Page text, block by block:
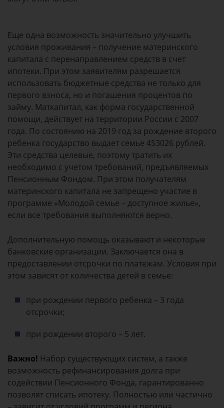
Еще одна возможность значительно улучшить
условия проживания – получение материнского
капитала с перенаправлением средств в счет
ипотеки. При этом заявителям разрешается
использовать бюджетные средства не только для
первого взноса, но и погашения процентов по
займу. Маткапитал, как форма государственной
помощи, действует на территории России с 2007
года. По состоянию на 2019 год за рождение второго
ребенка государство выдает семье 453026 рублей.
Эти средства целевые, поэтому тратить их
необходимо с учетом требований, предъявляемых
Пенсионным Фондом. При этом получателям
материнского капитала не запрещено участие в
программе «Молодой семье – доступное жилье»,
если все требования выполняются верно.
Дополнительную помощь оказывают и некоторые
банковские организации. Заключается она в
предоставлении отсрочки по платежам. Условия при
этом зависят от количества детей в семье:
при рождении первого ребенка – 3 года
отсрочки;
при рождении второго – 5 лет.
Важно! Набор существующих систем, а также
возможность рефинансирования долга при
содействии Пенсионного Фонда, гарантированно
позволят списать ипотеку. Полностью или частично